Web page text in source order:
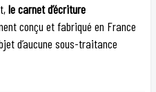
le carnet d’écriture
conçu et fabriqué en France
d’aucune sous-traitance